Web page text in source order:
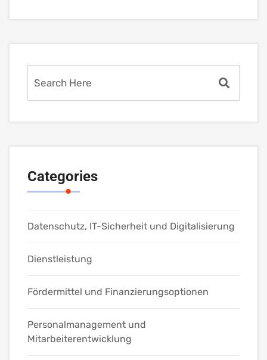
Categories
Datenschutz, IT-Sicherheit und Digitalisierung
Dienstleistung
Fördermittel und Finanzierungsoptionen
Personalmanagement und
Mitarbeiterentwicklung